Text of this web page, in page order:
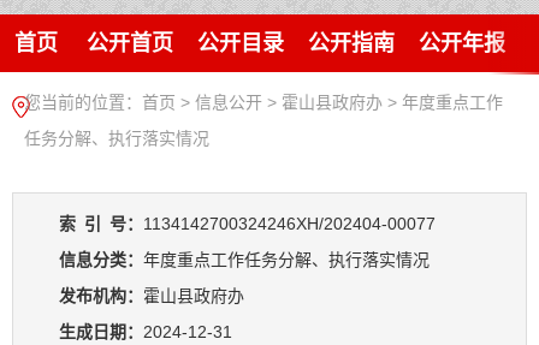
首页 公开首页 公开目录 公开指南 公开年报
您当前的位置： 首页 > 信息公开 > 霍山县政府办 > 年度重点工作
任务分解、执行落实情况
索 引 号： 1134142700324246XH/202404-00077
信息分类： 年度重点工作任务分解、执行落实情况
发布机构： 霍山县政府办
生成日期： 2024-12-31